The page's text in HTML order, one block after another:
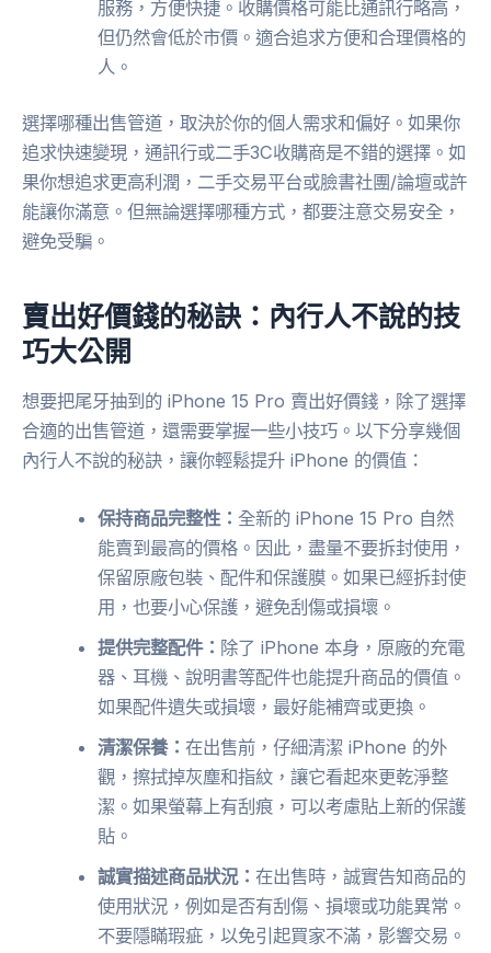
服務，方便快捷。收購價格可能比通訊行略高，
但仍然會低於市價。適合追求方便和合理價格的
人。
選擇哪種出售管道，取決於你的個人需求和偏好。如果你
追求快速變現，通訊行或二手3C收購商是不錯的選擇。如
果你想追求更高利潤，二手交易平台或臉書社團/論壇或許
能讓你滿意。但無論選擇哪種方式，都要注意交易安全，
避免受騙。
賣出好價錢的秘訣：內行人不說的技
巧大公開
想要把尾牙抽到的 iPhone 15 Pro 賣出好價錢，除了選擇
合適的出售管道，還需要掌握一些小技巧。以下分享幾個
內行人不說的秘訣，讓你輕鬆提升 iPhone 的價值：
保持商品完整性： 全新的 iPhone 15 Pro 自然
能賣到最高的價格。因此，盡量不要拆封使用，
保留原廠包裝、配件和保護膜。如果已經拆封使
用，也要小心保護，避免刮傷或損壞。
提供完整配件： 除了 iPhone 本身，原廠的充電
器、耳機、說明書等配件也能提升商品的價值。
如果配件遺失或損壞，最好能補齊或更換。
清潔保養：在出售前，仔細清潔 iPhone 的外
觀，擦拭掉灰塵和指紋，讓它看起來更乾淨整
潔。如果螢幕上有刮痕，可以考慮貼上新的保護
貼。
誠實描述商品狀況：在出售時，誠實告知商品的
使用狀況，例如是否有刮傷、損壞或功能異常。
不要隱瞞瑕疵，以免引起買家不滿，影響交易。